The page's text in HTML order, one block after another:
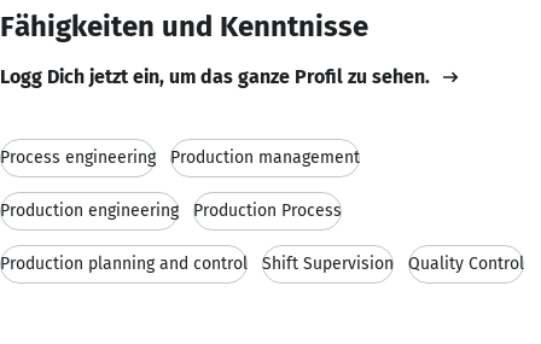
Fähigkeiten und Kenntnisse
Logg Dich jetzt ein, um das ganze Profil zu sehen.
Process engineering Production management
Production engineering Production Process
Production planning and control Shift Supervision Quality Control